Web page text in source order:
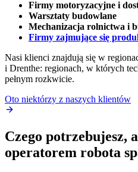
Firmy motoryzacyjne i
Warsztaty budowlane
Mechanizacja rolnictwa i
Firmy zajmujące się
Nasi klienci znajdują się w
i Drenthe: regionach, w których
pełnym rozkwicie.
Oto niektórzy z naszych klientów
Czego potrzebujesz,
operatorem robota